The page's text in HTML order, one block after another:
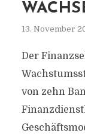
13. November
Der
von zehn